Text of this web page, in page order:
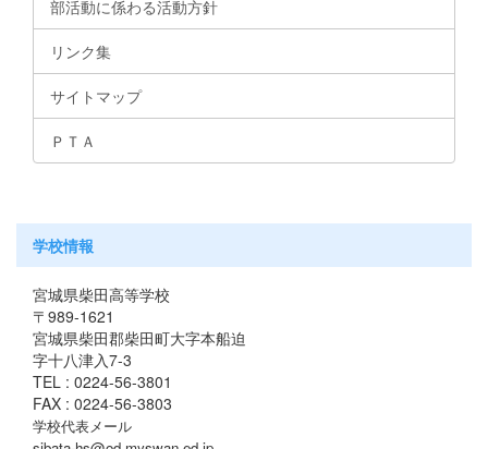
部活動に係わる活動方針
リンク集
サイトマップ
ＰＴＡ
学校情報
宮城県柴田高等学校
〒989-1621
宮城県柴田郡柴田町大字本船迫
字十八津入7-3
TEL : 0224-56-3801
FAX : 0224-56-3803
学校代表メール